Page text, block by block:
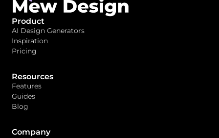
Product
AI Design Generators
Inspiration
Pricing
Resources
Features
Guides
Blog
Company